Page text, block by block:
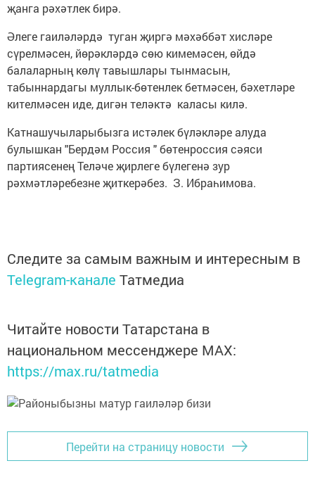
җанга рәхәтлек бирә.
Әлеге гаиләләрдә туган җиргә мәхәббәт хисләре
сүрелмәсен, йөрәкләрдә сөю кимемәсен, өйдә
балаларның көлү тавышлары тынмасын,
табыннардагы муллык-бөтенлек бетмәсен, бәхетләре
кителмәсен иде, дигән теләктә каласы килә.
Катнашучыларыбызга истәлек бүләкләре алуда
булышкан "Бердәм Россия " бөтенроссия сәяси
партиясенең Теләче җирлеге бүлегенә зур
рәхмәтләребезне җиткерәбез. З. Ибраһимова.
Следите за самым важным и интересным в
Telegram-канале Татмедиа
Читайте новости Татарстана в
национальном мессенджере MАХ:
https://max.ru/tatmedia
Перейти на страницу новости